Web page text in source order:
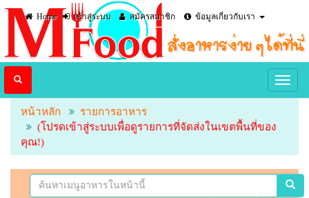
Home เข้าสู่ระบบ สมัครสมาชิก ข้อมูลเกี่ยวกับเรา
หน้าหลัก
รายการอาหาร
(โปรดเข้าสู่ระบบเพื่อดูรายการที่จัดส่งในเขตพื้นที่ของ
คุณ!)